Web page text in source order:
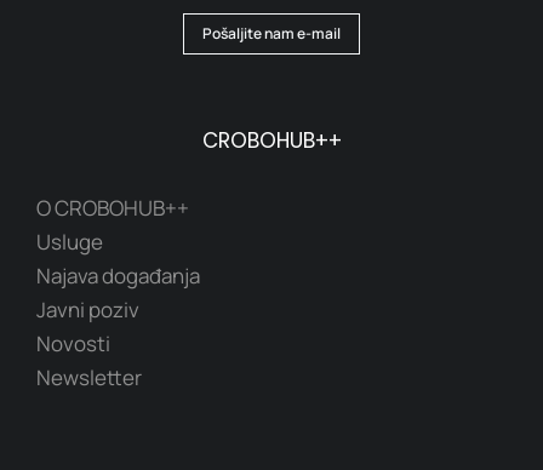
Pošaljite nam e-mail
CROBOHUB++
O CROBOHUB++
Usluge
Najava događanja
Javni poziv
Novosti
Newsletter